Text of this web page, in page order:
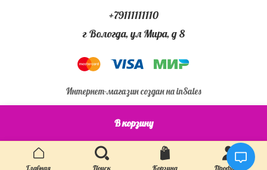
В корзину
+79111111110
г Вологда, ул Мира, д 8
Интернет-магазин создан на inSales
Главная Поиск Корзина Профиль